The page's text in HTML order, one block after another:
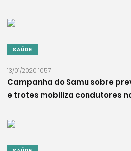
SAÚDE
13/01/2020 10:57
Campanha do Samu sobre
e trotes mobiliza condutores